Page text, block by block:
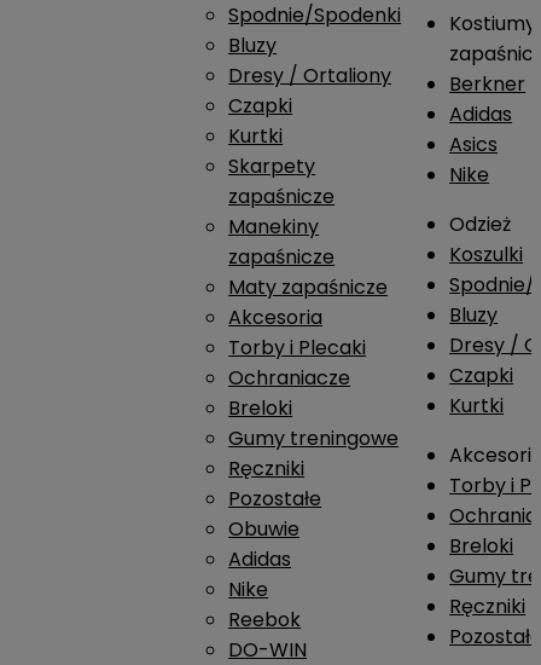
Spodnie/Spodenki
Bluzy
Dresy / Ortaliony
Czapki
Kurtki
Skarpety
zapaśnicze
Manekiny
zapaśnicze
Maty zapaśnicze
Akcesoria
Torby i Plecaki
Ochraniacze
Breloki
Gumy treningowe
Ręczniki
Pozostałe
Obuwie
Adidas
Nike
Reebok
DO-WIN
Kostiumy
Berkner
Adidas
Asics
Nike
Odzież
Koszulki
Spodnie/
Bluzy
Dresy /
Czapki
Kurtki
Torby i
Breloki
Gumy
Ręczniki